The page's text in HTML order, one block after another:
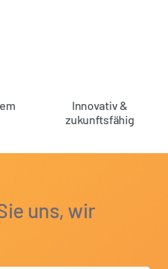
Innovativ &
zukunftsfähig
uns, wir